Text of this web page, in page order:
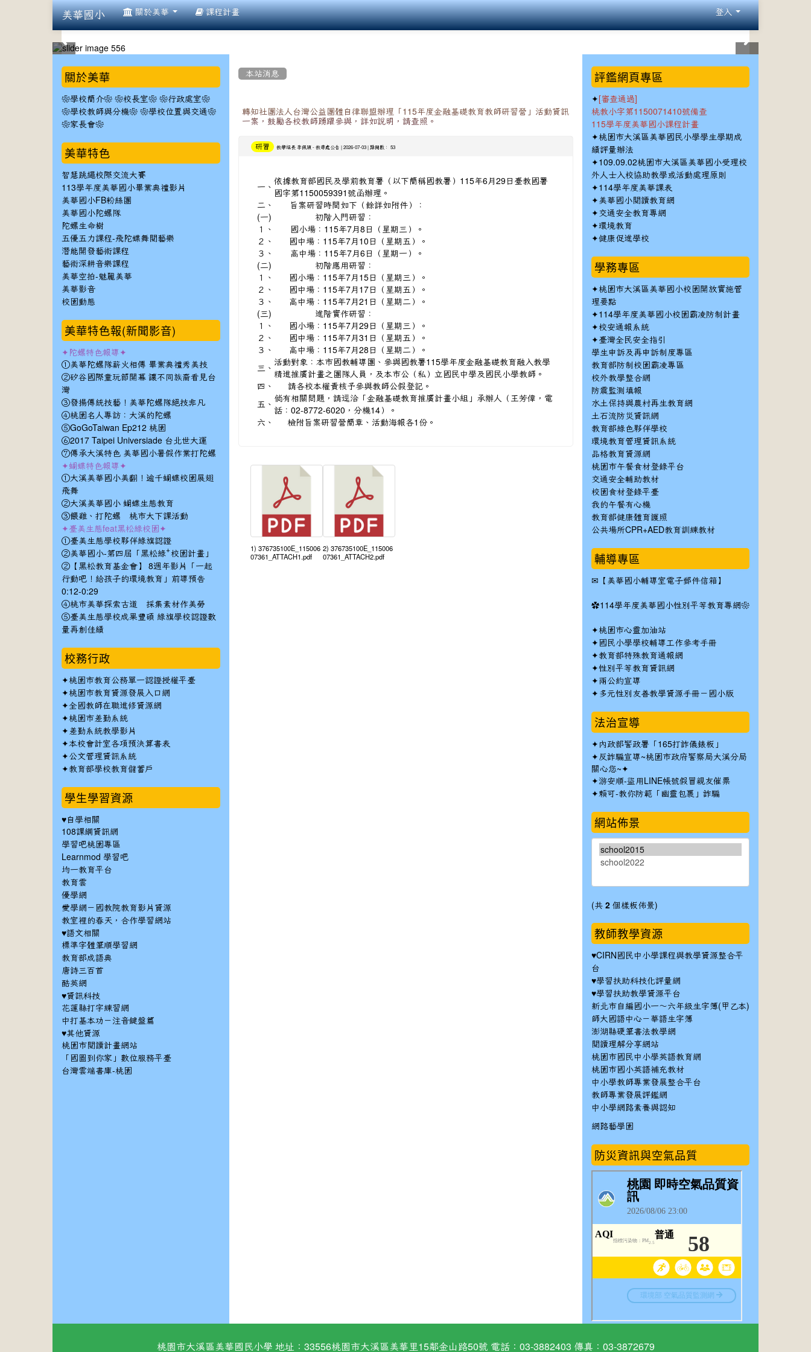
美華國小 關於美華 課程計畫 登入
本站消息
轉知社團法人台灣公益團體自律聯盟辦理「115年度金融基礎教育教師研習營」活動資訊
一案，鼓勵各校教師踴躍參與，詳如說明，請查照。
研習 教學組長 李佩穎- 教導處公告 | 2026-07-03 | 點閱數： 53
一、 依據教育部國民及學前教育署（以下簡稱國教署）115年6月29日臺教國署
國字第1150059391號函辦理。
二、
旨案研習時間如下（餘詳如附件）：
(一)
初階入門研習：
１、
國小場：115年7月8日（星期三）。
２、
國中場：115年7月10日（星期五）。
３、
高中場：115年7月6日（星期一）。
(二)
初階應用研習：
１、
國小場：115年7月15日（星期三）。
２、
國中場：115年7月17日（星期五）。
３、
高中場：115年7月21日（星期二）。
(三)
進階實作研習：
１、
國小場：115年7月29日（星期三）。
２、
國中場：115年7月31日（星期五）。
３、
高中場：115年7月28日（星期二）。
三、 活動對象：本市國教輔導團、參與國教署115學年度金融基礎教育融入教學
精進推廣計畫之團隊人員，及本市公（私）立國民中學及國民小學教師。
四、
請各校本權責核予參與教師公假登記。
五、 倘有相關問題，請逕洽「金融基礎教育推廣計畫小組」承辦人（王芳偉，電
話：02-8772-6020，分機14）。
六、
檢附旨案研習營簡章、活動海報各1份。
1) 376735100E_115006
07361_ATTACH1.pdf
2) 376735100E_115006
07361_ATTACH2.pdf
::: 關於美華
❀學校簡介❀ ❀校長室❀ ❀行政處室❀
❀學校教師與分機❀ ❀學校位置與交通❀
❀家長會❀
美華特色
智慧跳繩校際交流大賽
113學年度美華國小畢業典禮影片
美華國小FB粉絲團
美華國小陀螺隊
陀螺生命樹
五優五力課程-飛陀蝶舞閱藝樂
潛能開發藝術課程
藝術深耕音樂課程
美華空拍-魅麗美華
美華影音
校園動態
美華特色報(新聞影音)
✦陀螺特色報導✦
①美華陀螺隊薪火相傳 畢業典禮秀美技
②矽谷國際童玩節開幕 讓不同族裔看見台
灣
③發揚傳統技藝！美華陀螺隊絕技非凡
④桃園名人專訪：大溪的陀螺
⑤GoGoTaiwan Ep212 桃園
⑥2017 Taipei Universiade 台北世大運
⑦傳承大溪特色 美華國小暑假作業打陀螺
✦蝴蝶特色報導✦
①大溪美華國小美翻！逾千蝴蝶校園展翅
飛舞
②大溪美華國小 蝴蝶生態教育
③餵雞、打陀螺 桃市大下課活動
✦臺美生態feat黑松綠校園✦
①臺美生態學校夥伴綠旗認證
②美華國小-第四屆「黑松綠⁺校園計畫」
②【黑松教育基金會】 8週年影片「一起
行動吧！給孩子的環境教育」前導預告
0:12-0:29
④桃市美華探索古道 採集素材作美勞
⑤臺美生態學校成果豐碩 綠旗學校認證數
量再創佳績
校務行政
✦桃園市教育公務單一認證授權平臺
✦桃園市教育資源發展入口網
✦全國教師在職進修資源網
✦桃園市差勤系統
✦ 差勤系統教學影片
✦本校會計室各項預決算書表
✦公文管理資訊系統
✦教育部學校教育儲蓄戶
學生學習資源
♥自學相關
108課綱資訊網
學習吧桃園專區
Learnmod 學習吧
均一教育平台
教育雲
優學網
愛學網－國教院教育影片資源
教室裡的春天，合作學習網站
♥語文相關
標準字體筆順學習網
教育部成語典
唐詩三百首
酷英網
♥資訊科技
花蓮縣打字練習網
中打基本功－注音鍵盤篇
♥其他資源
桃園市閱讀計畫網站
「國圖到你家」數位服務平臺
台灣雲端書庫-桃園
::: 評鑑網頁專區
✦ [審查通過]
桃教小字第1150071410號備查
115學年度美華國小課程計畫
✦桃園市大溪區美華國民小學學生學期成
績評量辦法
✦109.09.02桃園市大溪區美華國小受理校
外人士入校協助教學或活動處理原則
✦114學年度美華課表
✦美華國小閱讀教育網
✦ 交通安全教育專網
✦環境教育
✦健康促進學校
學務專區
✦桃園市大溪區美華國小校園開放實施管
理要點
✦114學年度美華國小校園霸凌防制計畫
✦校安通報系統
✦臺灣全民安全指引
學生申訴及再申訴制度專區
教育部防制校園霸凌專區
校外教學整合網
防震監測填報
水土保持與農村再生教育網
土石流防災資訊網
教育部綠色夥伴學校
環境教育管理資訊系統
品格教育資源網
桃園市午餐食材登錄平台
交通安全輔助教材
校園食材登錄平臺
我的午餐有心機
教育部健康體育護照
公共場所CPR+AED教育訓練教材
輔導專區
✉ 【美華國小輔導室電子郵件信箱】
✿114學年度美華國小性別平等教育專網❀
✦桃園市心靈加油站
✦ 國民小學學校輔導工作參考手冊
✦教育部特殊教育通報網
✦性別平等教育資訊網
✦兩公約宣導
✦ 多元性別友善教學資源手冊－國小版
法治宣導
✦ 內政部警政署「165打詐儀錶板」
✦反詐騙宣導~桃園市政府警察局大溪分局
關心您~✦
✦游安順-盜用LINE帳號假冒親友催票
✦賴可-教你防範「幽靈包裹」詐騙
網站佈景
(共 2個樣板佈景)
教師教學資源
♥CIRN國民中小學課程與教學資源整合平
台
♥學習扶助科技化評量網
♥學習扶助教學資源平台
新北市自編國小一～六年級生字簿(甲乙本)
師大國語中心－華語生字簿
澎湖縣硬筆書法教學網
閱讀理解分享網站
桃園市國民中小學英語教育網
桃園市國小英語補充教材
中小學教師專業發展整合平台
教師專業發展評鑑網
中小學網路素養與認知
網路藝學園
防災資訊與空氣品質
桃園市大溪區美華國民小學 地址：33556桃園市大溪區美華里15鄰金山路50號 電話：03-3882403 傳真：03-3872679